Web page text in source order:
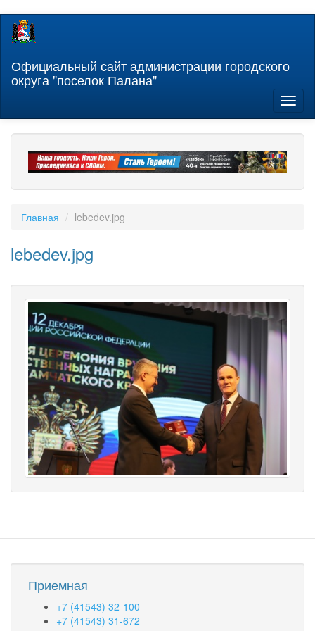
Перейти
содержанию
Официальный сайт администрации городского
округа "поселок Палана"
Главная lebedev.jpg
lebedev.jpg
Приемная
+7 (41543) 32-100
+7 (41543) 31-672